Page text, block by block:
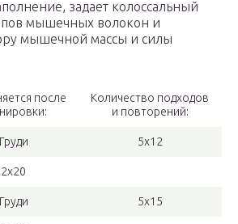
задает колоссальный
мышечных волокон и
мышечной массы и силы
после
Количество подходов
и повторений:
Груди 5х12
2х20
Груди 5х15